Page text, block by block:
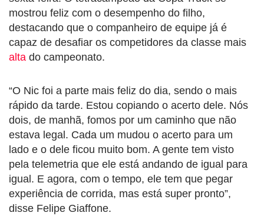
mostrou feliz com o desempenho do filho,
destacando que o companheiro de equipe já é
capaz de desafiar os competidores da classe mais
alta do campeonato.
“O Nic foi a parte mais feliz do dia, sendo o mais
rápido da tarde. Estou copiando o acerto dele. Nós
dois, de manhã, fomos por um caminho que não
estava legal. Cada um mudou o acerto para um
lado e o dele ficou muito bom. A gente tem visto
pela telemetria que ele está andando de igual para
igual. E agora, com o tempo, ele tem que pegar
experiência de corrida, mas está super pronto”,
disse Felipe Giaffone.